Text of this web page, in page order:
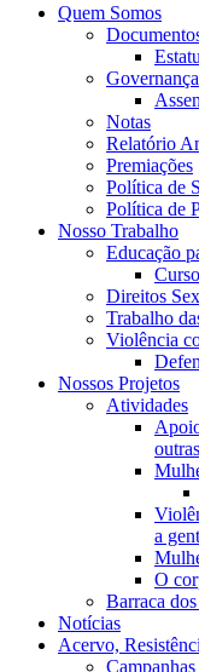
Quem Somos
Governança
Notas
Relatório
Premiações
Política de
Política de
Nosso Trabalho
Educação
Direitos
Trabalho
Violência
Nossos Projetos
Atividades
outras
a
O
Barraca
Notícias
Acervo,
Campanhas